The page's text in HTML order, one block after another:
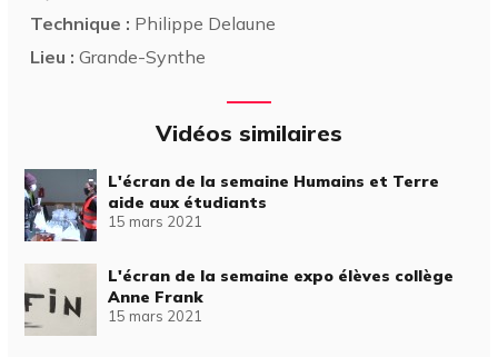
Technique : Philippe Delaune
Lieu : Grande-Synthe
Vidéos similaires
L'écran de la semaine Humains et Terre
aide aux étudiants
15 mars 2021
L'écran de la semaine expo élèves collège
Anne Frank
15 mars 2021